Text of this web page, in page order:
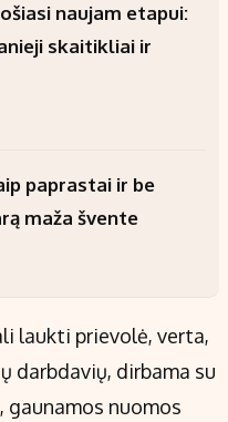
naujam etapui:
skaitikliai ir
paprastai ir be
maža švente
laukti prievolė, verta,
darbdavių, dirbama su
gaunamos nuomos